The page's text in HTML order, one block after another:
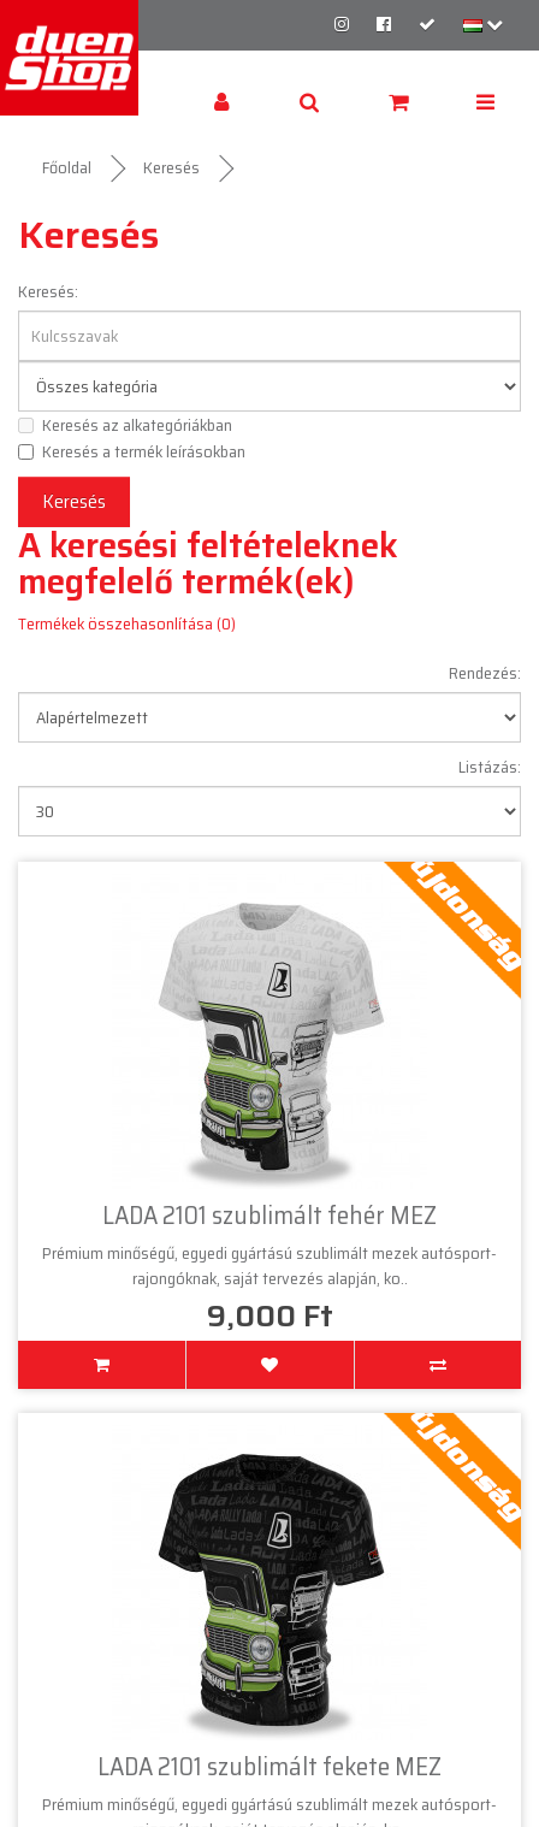
Főoldal Keresés
Keresés
Keresés:
Keresés az alkategóriákban
Keresés a termék leírásokban
A keresési feltételeknek
megfelelő termék(ek)
Termékek összehasonlítása (0)
Rendezés:
Listázás:
LADA 2101 szublimált fehér MEZ
Prémium minőségű, egyedi gyártású szublimált mezek autósport-
rajongóknak, saját tervezés alapján, ko..
9,000 Ft
LADA 2101 szublimált fekete MEZ
Prémium minőségű, egyedi gyártású szublimált mezek autósport-